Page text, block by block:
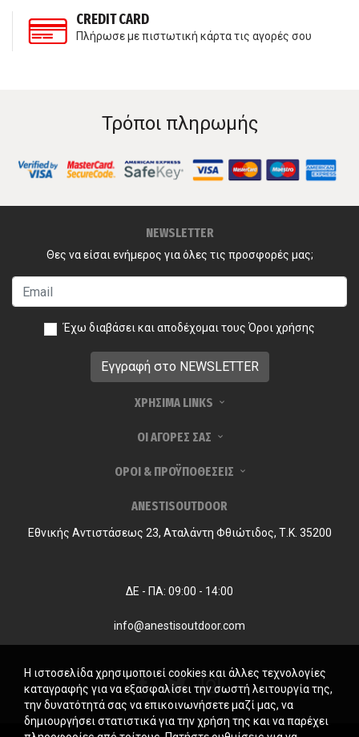
CREDIT CARD
Πλήρωσε με πιστωτική κάρτα τις αγορές σου
Τρόποι πληρωμής
NEWSLETTER
Θες να είσαι ενήμερος για όλες τις προσφορές μας;
Έχω διαβάσει και αποδέχομαι τους Όροι χρήσης
ΧΡΗΣΙΜΑ LINKS
ΟΙ ΑΓΟΡΕΣ ΣΑΣ
ΟΡΟΙ & ΠΡΟΫΠΟΘΕΣΕΙΣ
ANESTISOUTDOOR
Εθνικής Αντιστάσεως 23, Αταλάντη Φθιώτιδος, Τ.Κ. 35200
ΔΕ - ΠΑ: 09:00 - 14:00
info@anestisoutdoor.com
Η ιστοσελίδα χρησιμοποιεί cookies και άλλες τεχνολογίες
καταγραφής για να εξασφαλίσει την σωστή λειτουργία της,
την δυνατότητά σας να επικοινωνήσετε μαζί μας, να
δημιουργήσει στατιστικά για την χρήση της και να παρέχει